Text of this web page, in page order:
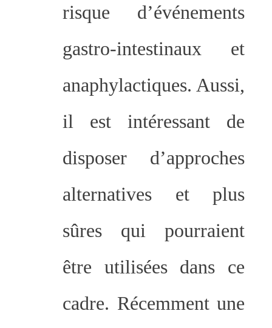
risque d’événements
gastro-intestinaux et
anaphylactiques. Aussi,
il est intéressant de
disposer d’approches
alternatives et plus
sûres qui pourraient
être utilisées dans ce
cadre. Récemment une